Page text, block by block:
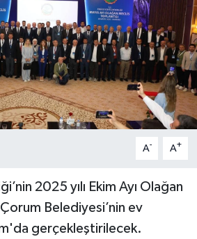
A- A+
2025 yılı Ekim Ayı Olağan
Belediyesi’nin ev
gerçekleştirilecek.